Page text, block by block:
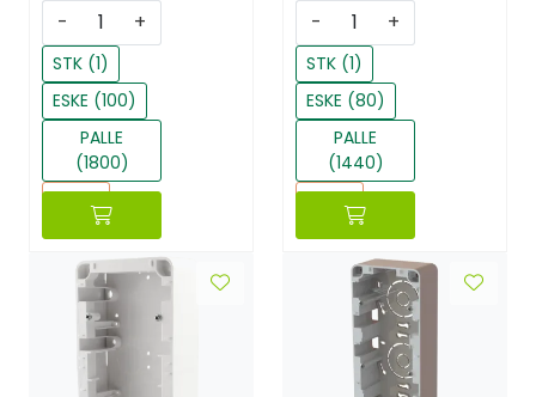
- +
STK (1)
ESKE (100)
PALLE
(1800)
Reset
- +
STK (1)
ESKE (80)
PALLE
(1440)
Reset